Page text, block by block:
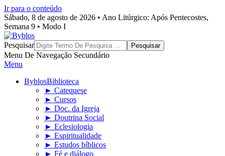
Ir para o conteúdo
Sábado, 8 de agosto de 2026 • Ano Litúrgico: Após Pentecostes,
Semana 9 • Modo I
Byblos
Pesquisar
Menu De Navegação Secundário
Menu
ByblosBiblioteca
► Catequese
► Cursos
► Doc. da Igreja
► Doutrina Social
► Eclesiologia
► Espiritualidade
► Estudos bíblicos
► Fé e diálogo